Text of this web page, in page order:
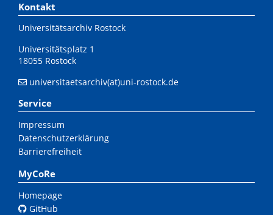
Kontakt
Universitätsarchiv Rostock
Universitätsplatz 1
18055 Rostock
universitaetsarchiv(at)uni-rostock.de
Service
Impressum
Datenschutzerklärung
Barrierefreiheit
MyCoRe
Homepage
GitHub